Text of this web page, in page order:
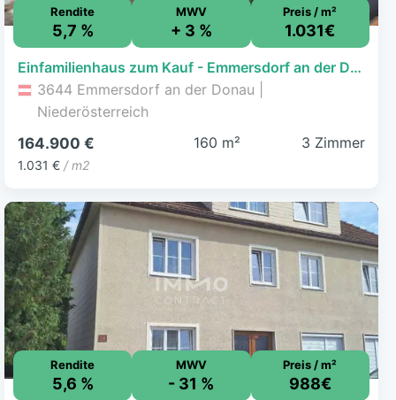
Rendite
5,7 %
MWV
+ 3 %
Preis / m²
1.031€
Einfamilienhaus zum Kauf - Emmersdorf an der Donau - 164.900 € - 3 Zimmer, 160 m², 593 m² Grundstück
3644 Emmersdorf an der Donau |
Niederösterreich
164.900 €
1.031 € / m2
160 m² 3 Zimmer
Rendite
5,6 %
MWV
- 31 %
Preis / m²
988€